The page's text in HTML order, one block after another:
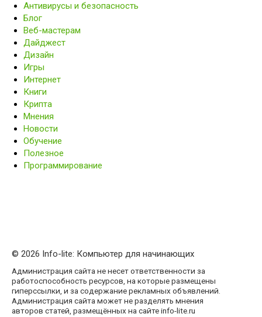
Антивирусы и безопасность
Блог
Веб-мастерам
Дайджест
Дизайн
Игры
Интернет
Книги
Крипта
Мнения
Новости
Обучение
Полезное
Программирование
© 2026 Info-lite: Компьютер для начинающих
Администрация сайта не несет ответственности за
работоспособность ресурсов, на которые размещены
гиперссылки, и за содержание рекламных объявлений.
Администрация сайта может не разделять мнения
авторов статей, размещённых на сайте info-lite.ru